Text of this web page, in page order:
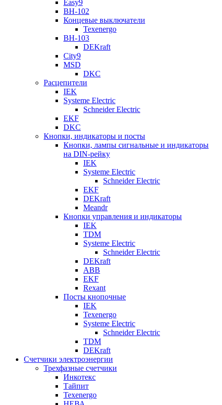
Easy9
ВН-102
Концевые выключатели
Texenergo
ВН-103
DEKraft
City9
MSD
DKC
Расцепители
IEK
Systeme Electric
Schneider Electric
EKF
DKC
Кнопки, индикаторы и посты
Кнопки, лампы сигнальные и индикаторы
на DIN-рейку
IEK
Systeme Electric
Schneider Electric
EKF
DEKraft
Meandr
Кнопки управления и индикаторы
IEK
TDM
Systeme Electric
Schneider Electric
DEKraft
ABB
EKF
Rexant
Посты кнопочные
IEK
Texenergo
Systeme Electric
Schneider Electric
TDM
DEKraft
Счетчики электроэнергии
Трехфазные счетчики
Инкотекс
Тайпит
Texenergo